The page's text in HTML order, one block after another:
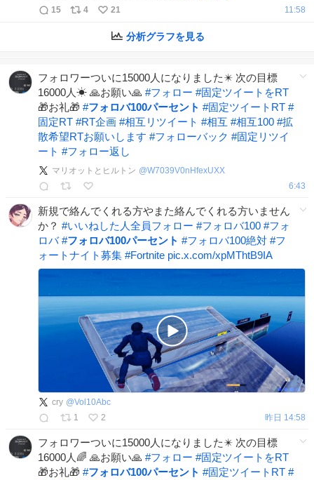
15
4 21 11:58
分析グラフを見る
フォロワーついに15000人になりました✴️ 次の目標
16000人☀ 🙏お願い🙏 #フォロー #固定ツイートをRT
🎁お礼🎁 #フォロバ100パーセント #固定ツイートRT #
固定RT #RT企画 #相互リツイート #相互 #相互100 #拡
散希望RTお願いします #フォローバック #固定リツイ
ート #フォロー返し
マリオットとヒルトン @W7039V0nHfexUXX
6:43
新規で絡んでくれる方やまた絡んでくれる方いません
か？ #いいねした人全員フォロー #フォロバ100 #フォ
ロバ #フォロバ100パーセント #フォロバ100絶対 #フ
ォートナイト募集 #Fortnite pic.x.com/xpMThtB9IA
cry @Vol10Abc
1
2 昨日 14:58
フォロワーついに15000人になりました✴️ 次の目標
16000人🌈 🙏お願い🙏 #フォロー #固定ツイートをRT
🎁お礼🎁 #フォロバ100パーセント #固定ツイートRT #